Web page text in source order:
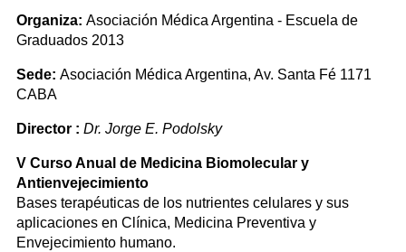
Organiza: Asociación Médica Argentina - Escuela de
Graduados 2013
Sede: Asociación Médica Argentina, Av. Santa Fé 1171
CABA
Director : Dr. Jorge E. Podolsky
V Curso Anual de Medicina Biomolecular y
Antienvejecimiento
Bases terapéuticas de los nutrientes celulares y sus
aplicaciones en Clínica, Medicina Preventiva y
Envejecimiento humano.